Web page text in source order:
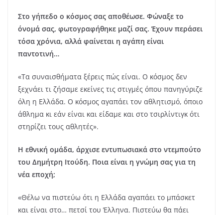
Στο γήπεδο ο κόσμος σας αποθέωσε. Φώναξε το
όνομά σας, φωτογραφήθηκε μαζί σας. Έχουν περάσει
τόσα χρόνια, αλλά φαίνεται η αγάπη είναι
παντοτινή…
«Τα συναισθήματα ξέρεις πώς είναι. Ο κόσμος δεν
ξεχνάει τι ζήσαμε εκείνες τις στιγμές όπου πανηγύριζε
όλη η Ελλάδα. Ο κόσμος αγαπάει τον αθλητισμό, όποιο
άθλημα κι εάν είναι και είδαμε και στο τσιρλίντιγκ ότι
στηρίζει τους αθλητές».
Η εθνική ομάδα, άρχισε εντυπωσιακά στο ντεμπούτο
του Δημήτρη Ιτούδη. Ποια είναι η γνώμη σας για τη
νέα εποχή;
«Θέλω να πιστεύω ότι η Ελλάδα αγαπάει το μπάσκετ
και είναι στο… πετσί του Έλληνα. Πιστεύω θα πάει